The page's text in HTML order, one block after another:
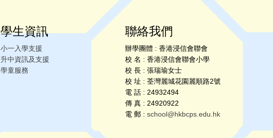
學生資訊
小一入學支援
升中資訊及支援
學童服務
聯絡我們
辦學團體 : 香港浸信會聯會
校 名 : 香港浸信會聯會小學
校 長 : 張瑞瑜女士
校 址 : 荃灣麗城花園麗順路2號
電 話 : 24932494
傳 真 : 24920922
電 郵 : school@hkbcps.edu.hk